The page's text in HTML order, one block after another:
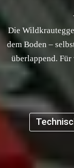
Die
dem Boden –
überlappend. Für